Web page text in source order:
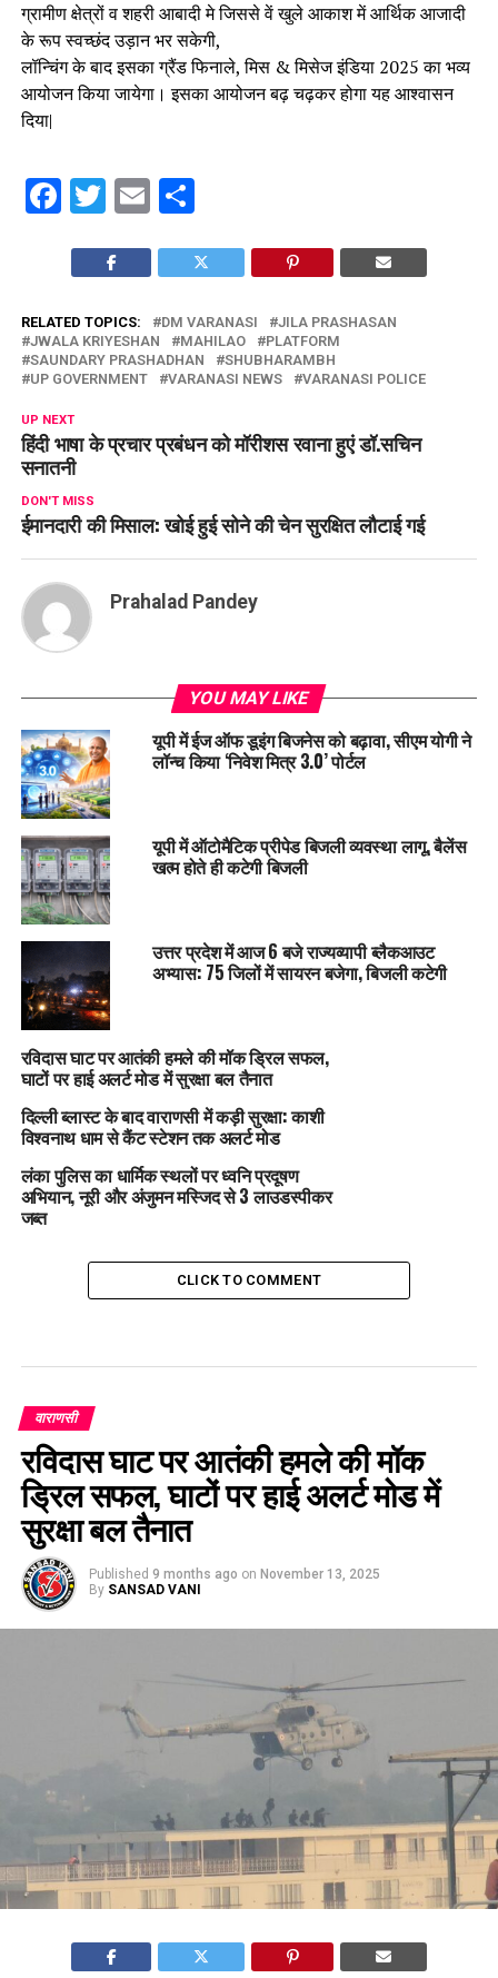
ग्रामीण क्षेत्रों व शहरी आबादी मे जिससे वें खुले आकाश में आर्थिक आजादी
के रूप स्वच्छंद उड़ान भर सकेगी,
लॉन्चिंग के बाद इसका ग्रैंड फिनाले, मिस & मिसेज इंडिया 2025 का भव्य
आयोजन किया जायेगा। इसका आयोजन बढ़ चढ़कर होगा यह आश्वासन
दिया|
Facebook
Twitter
EmailShare
RELATED TOPICS: DM VARANASI
JILA PRASHASAN
JWALA KRIYESHAN
MAHILAO
PLATFORM
SAUNDARY PRASHADHAN
SHUBHARAMBH
UP GOVERNMENT
VARANASI NEWS VARANASI POLICE
UP NEXT
हिंदी भाषा के प्रचार प्रबंधन को मॉरीशस रवाना हुएं डॉ.सचिन
सनातनी
DON'T MISS
ईमानदारी की मिसाल: खोई हुई सोने की चेन सुरक्षित लौटाई गई
Prahalad Pandey
YOU MAY LIKE
यूपी में ईज ऑफ डूइंग बिजनेस को बढ़ावा, सीएम योगी ने
लॉन्च किया ‘निवेश मित्र 3.0’ पोर्टल
यूपी में ऑटोमैटिक प्रीपेड बिजली व्यवस्था लागू, बैलेंस
खत्म होते ही कटेगी बिजली
उत्तर प्रदेश में आज 6 बजे राज्यव्यापी ब्लैकआउट
अभ्यास: 75 जिलों में सायरन बजेगा, बिजली कटेगी
रविदास घाट पर आतंकी हमले की मॉक ड्रिल सफल,
घाटों पर हाई अलर्ट मोड में सुरक्षा बल तैनात
दिल्ली ब्लास्ट के बाद वाराणसी में कड़ी सुरक्षा: काशी
विश्वनाथ धाम से कैंट स्टेशन तक अलर्ट मोड
लंका पुलिस का धार्मिक स्थलों पर ध्वनि प्रदूषण
अभियान, नूरी और अंजुमन मस्जिद से 3 लाउडस्पीकर
जब्त
CLICK TO COMMENT
वाराणसी
रविदास घाट पर आतंकी हमले की मॉक
ड्रिल सफल, घाटों पर हाई अलर्ट मोड में
सुरक्षा बल तैनात
Published 9 months ago on November 13, 2025
By SANSAD VANI